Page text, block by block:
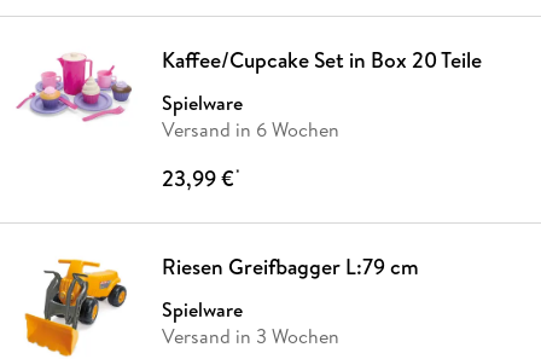
Kaffee/Cupcake Set in Box 20 Teile
Spielware
Versand in 6 Wochen
23,99 €*
Riesen Greifbagger L:79 cm
Spielware
Versand in 3 Wochen